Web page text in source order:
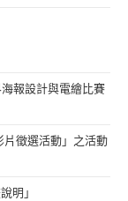
報設計與電繪比賽
徵選活動」之活動
明」